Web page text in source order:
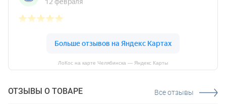
ЛоКос на карте Челябинска — Яндекс Карты
ОТЗЫВЫ О ТОВАРЕ Все отзывы